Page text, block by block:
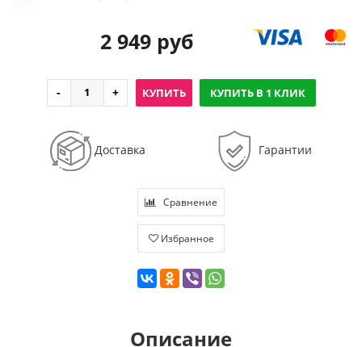
2 949 руб
КУПИТЬ КУПИТЬ В 1 КЛИК
Доставка Гарантии
Сравнение
Избранное
Описание